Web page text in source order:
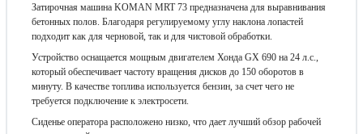
Затирочная машина KOMAN MRT 73 предназначена для выравнивания
бетонных полов. Благодаря регулируемому углу наклона лопастей
подходит как для черновой, так и для чистовой обработки.
Устройство оснащается мощным двигателем Хонда GX 690 на 24 л.с.,
который обеспечивает частоту вращения дисков до 150 оборотов в
минуту. В качестве топлива используется бензин, за счет чего не
требуется подключение к электросети.
Сиденье оператора расположено низко, что дает лучший обзор рабочей